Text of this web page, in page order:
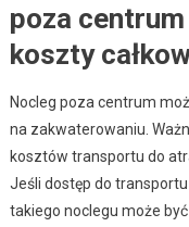
poza
koszty
Nocleg poza centrum
na zakwaterowaniu.
kosztów transportu do
Jeśli dostęp do
takiego noclegu może